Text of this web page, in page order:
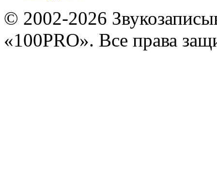
© 2002-2026
«100PRO». Все права